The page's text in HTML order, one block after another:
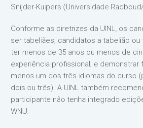
Snijder-Kuipers (Universidade
Conforme as diretrizes da UINL, os
ser tabeliães, candidatos a tabelião ou
ter menos de 35 anos ou menos de
experiência profissional; e demonstrar
menos um dos três idiomas do curso
dois ou três). A UINL também
participante não tenha integrado
WNU.